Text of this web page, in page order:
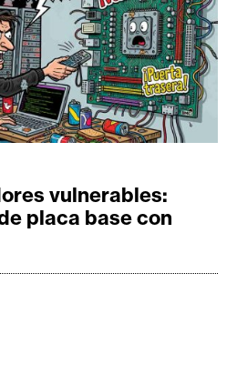
vulnerables:
placa base con